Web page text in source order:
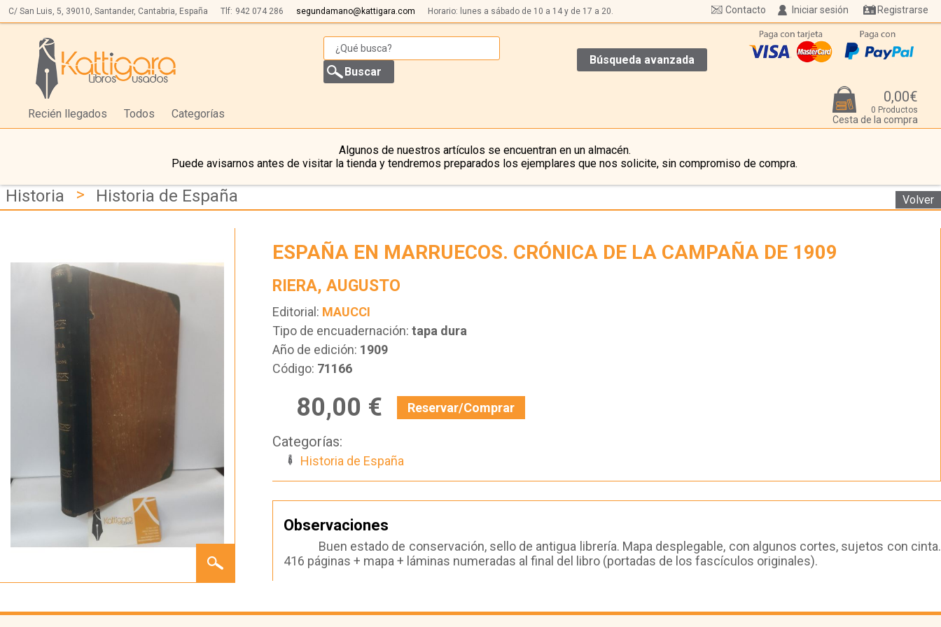
C/ San Luis, 5, 39010, Santander, Cantabria, España Tlf: 942 074 286 segundamano@kattigara.com Horario: lunes a sábado de 10 a 14 y de 17 a 20. Iniciar sesión Registrarse
Contacto
Búsqueda avanzada
Recién llegados Todos Categorías
0,00€
0 Productos
Cesta de la compra
Algunos de nuestros artículos se encuentran en un almacén.
Puede avisarnos antes de visitar la tienda y tendremos preparados los ejemplares que nos solicite, sin compromiso de compra.
Historia > Historia de España Volver
EN
CAMPAÑA
ESPAÑA EN MARRUECOS. CRÓNICA DE LA CAMPAÑA DE 1909
RIERA, AUGUSTO
Editorial: MAUCCI
Tipo de encuadernación: tapa dura
Año de edición: 1909
Código: 71166
80,00 € Reservar/Comprar
Categorías:
Historia de España
Observaciones
Buen estado de conservación, sello de antigua librería. Mapa desplegable, con algunos cortes, sujetos con cinta.
416 páginas + mapa + láminas numeradas al final del libro (portadas de los fascículos originales).